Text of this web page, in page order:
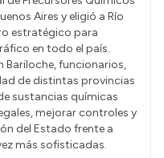
Aires y eligió a Río
estratégico para
en todo el país.
Bariloche, funcionarios,
de distintas provincias
sustancias químicas
mejorar controles y
del Estado frente a
más sofisticadas.